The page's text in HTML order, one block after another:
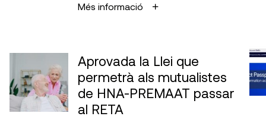
Més informació
Aprovada la Llei que
permetrà als mutualistes
de HNA-PREMAAT passar
al RETA